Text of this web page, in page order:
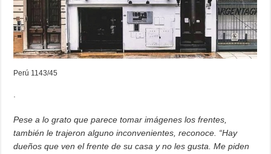
Perú 1143/45
.
Pese a lo grato que parece tomar imágenes los frentes,
también le trajeron alguno inconvenientes, reconoce. “Hay
dueños que ven el frente de su casa y no les gusta. Me piden